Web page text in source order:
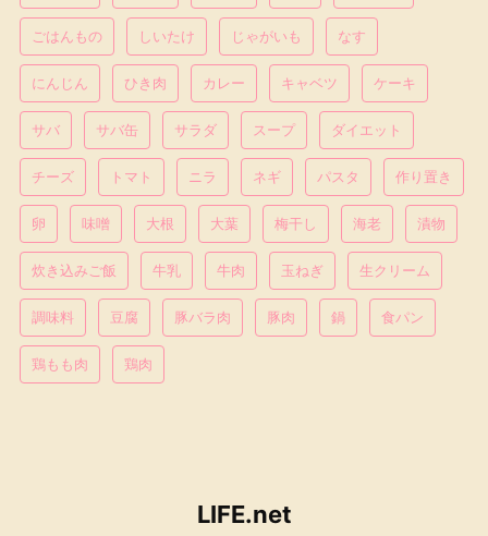
ごはんもの しいたけ じゃがいも なす
にんじん ひき肉 カレー キャベツ ケーキ
サバ サバ缶 サラダ スープ ダイエット
チーズ トマト ニラ ネギ パスタ 作り置き
卵 味噌 大根 大葉 梅干し 海老 漬物
炊き込みご飯 牛乳 牛肉 玉ねぎ 生クリーム
調味料 豆腐 豚バラ肉 豚肉 鍋 食パン
鶏もも肉 鶏肉
LIFE.net